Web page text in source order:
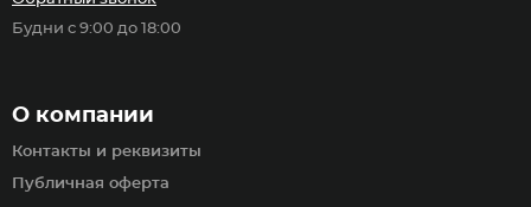
О компании
Контакты и реквизиты
Публичная оферта
Будни с 9:00 до 18:00